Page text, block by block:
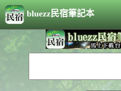
bluezz民宿筆記本